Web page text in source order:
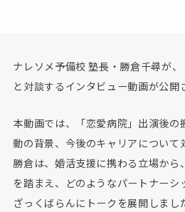
ナレソメ予備校 塾長・勝倉千尋が
と対談するインタビュー動画が公開
本動画では、「恋愛病院」出演後
動の背景、今後のキャリアについて
勝倉は、婚活支援に携わる立場か
を踏まえ、どのようなパートナーシ
ざっくばらんにトークを展開しまし